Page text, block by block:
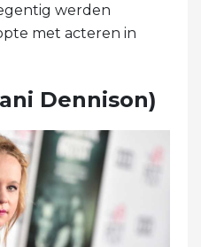
werden
met acteren in
Dennison)